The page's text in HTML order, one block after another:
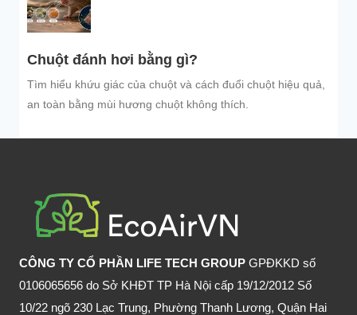
Chuột đánh hơi bằng gì?
Tìm hiểu khứu giác của chuột và cách đuổi chuột hiệu quả,
an toàn bằng mùi hương chuột không thích.
CÔNG TY CỔ PHẦN LIFE TECH GROUP GPĐKKD số
0106065656 do Sở KHĐT TP Hà Nội cấp 19/12/2012 Số
10/22 ngõ 230 Lạc Trung, Phường Thanh Lương, Quận Hai